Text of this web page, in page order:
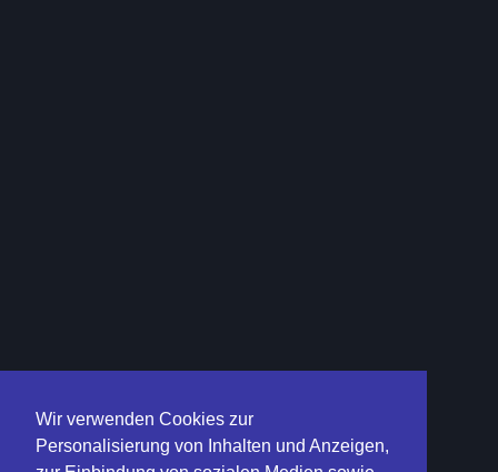
Wir verwenden Cookies zur
Personalisierung von Inhalten und Anzeigen,